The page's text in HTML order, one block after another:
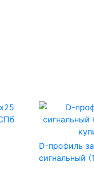
D-профиль
сигнальный